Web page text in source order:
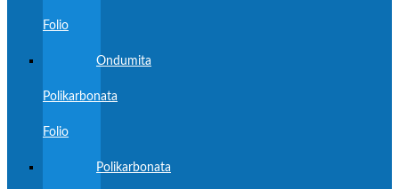
Folio
Ondumita
Polikarbonata
Folio
Polikarbonata